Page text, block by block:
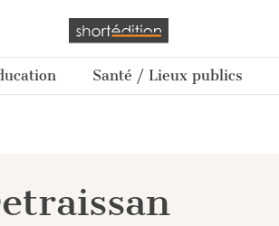
Santé / Lieux publics